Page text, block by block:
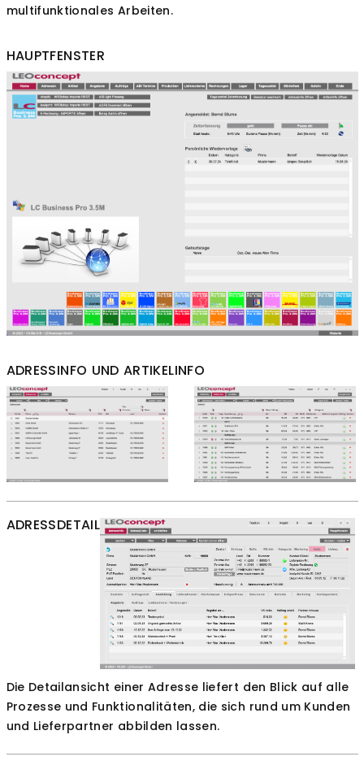
multifunktionales Arbeiten.
HAUPTFENSTER
ADRESSINFO UND ARTIKELINFO
ADRESSDETAIL
Die Detailansicht einer Adresse liefert den Blick auf alle
Prozesse und Funktionalitäten, die sich rund um Kunden
und Lieferpartner abbilden lassen.